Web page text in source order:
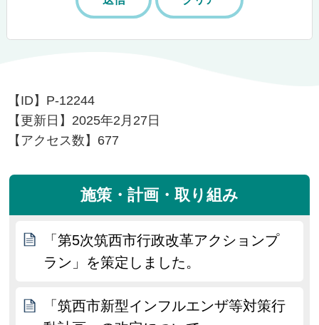
【ID】 P-12244
【更新日】 2025年2月27日
【アクセス数】 677
施策・計画・取り組み
「第5次筑西市行政改革アクションプ
ラン」を策定しました。
「筑西市新型インフルエンザ等対策行